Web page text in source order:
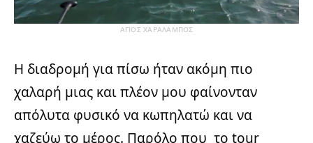
ΑΓΙΟΣ ΧΑΡΑΛΑΜΠΟΣ
Η διαδρομή για πίσω ήταν ακόμη πιο
χαλαρή μιας και πλέον μου φαίνονταν
απόλυτα φυσικό να κωπηλατώ και να
χαζεύω το μέρος. Παρόλο που το tour